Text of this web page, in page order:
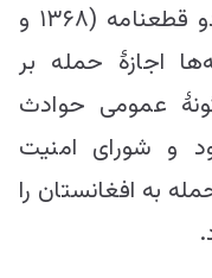
سپتامبر، واکنش خویش را در دو قطعنامه (۱۳۶۸ و
اجازۀ حمله بر
عمومی حوادث
و شورای امنیت
به افغانستان را